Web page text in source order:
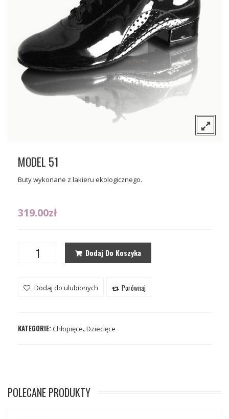
Tango
Flamenco
Wizytowe
Gdzie można kupić nasze buty?
Kontakt
MODEL 51
Buty wykonane z lakieru ekologicznego.
319.00zł
Dodaj Do Koszyka
Dodaj do ulubionych Porównaj
KATEGORIE: Chłopięce, Dziecięce
POLECANE PRODUKTY